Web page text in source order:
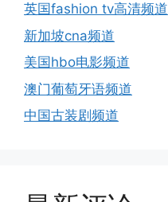
英国fashion tv高清频道
新加坡cna频道
美国hbo电影频道
澳门葡萄牙语频道
中国古装剧频道